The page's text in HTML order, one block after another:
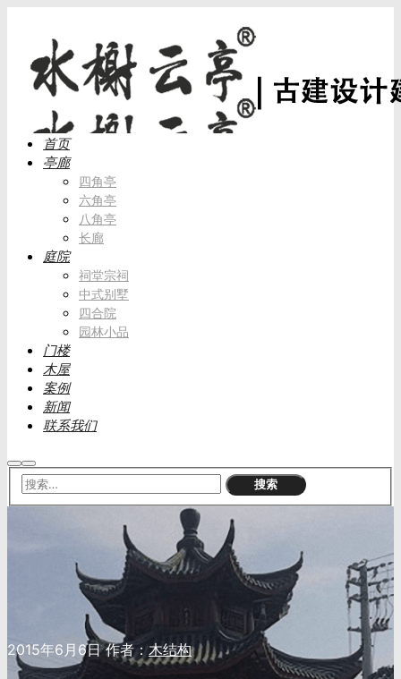
首页
亭廊
四角亭
六角亭
八角亭
长廊
庭院
祠堂宗祠
中式别墅
四合院
园林小品
门楼
木屋
案例
新闻
联系我们
搜 主
菜
单
2015年6月6日作者：木结构